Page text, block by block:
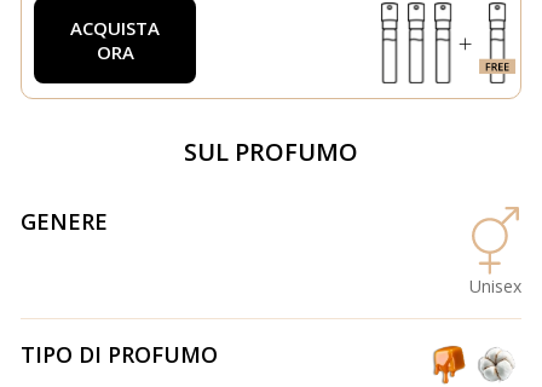
ACQUISTA
ORA
SUL PROFUMO
GENERE
Unisex
TIPO DI PROFUMO